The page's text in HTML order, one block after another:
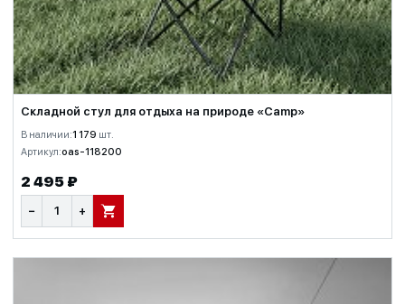
Складной стул для отдыха на природе «Camp»
В наличии:1 179 шт.
Артикул:oas-118200
2 495 ₽
− + В КОРЗИНУ